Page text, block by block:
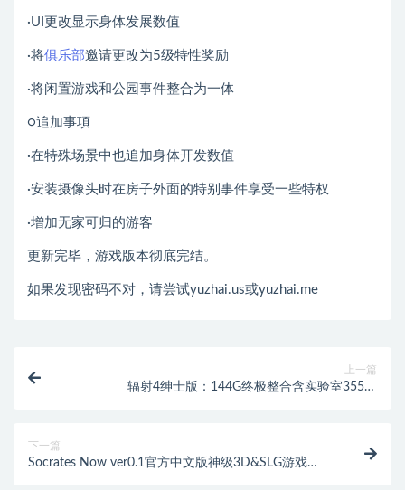
·UI更改显示身体发展数值
·将俱乐部邀请更改为5级特性奖励
·将闲置游戏和公园事件整合为一体
○追加事項
·在特殊场景中也追加身体开发数值
·安装摄像头时在房子外面的特别事件享受一些特权
·增加无家可归的游客
更新完毕，游戏版本彻底完结。
如果发现密码不对，请尝试yuzhai.us或yuzhai.me
上一篇
辐射4绅士版：144G终极整合含实验室355个
下一篇
Socrates Now ver0.1官方中文版神级3D&SLG游戏